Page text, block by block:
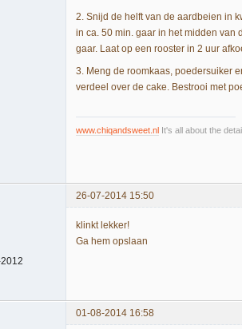
2. Snijd de helft van de aardbeien in
in ca. 50 min. gaar in het midden van
gaar. Laat op een rooster in 2 uur
3. Meng de roomkaas, poedersuiker
verdeel over de cake. Bestrooi met
www.chiqandsweet.nl It's all about the
26-07-2014 15:50
klinkt lekker!
Ga hem opslaan
01-08-2014 16:58